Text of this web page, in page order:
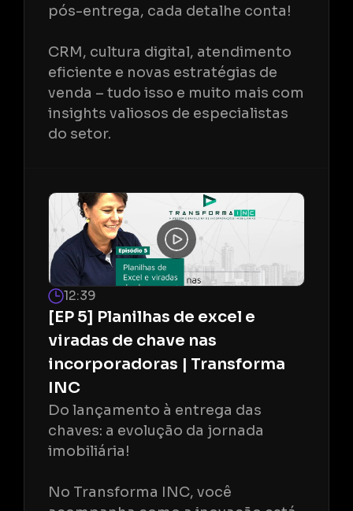
pós-entrega, cada detalhe conta!
CRM, cultura digital, atendimento
eficiente e novas estratégias de
venda – tudo isso e muito mais com
insights valiosos de especialistas
do setor.
[EP 5] Planilhas de excel e
viradas de chave nas
incorporadoras | Transforma
INC
12:39
Do lançamento à entrega das
chaves: a evolução da jornada
imobiliária!
No Transforma INC, você